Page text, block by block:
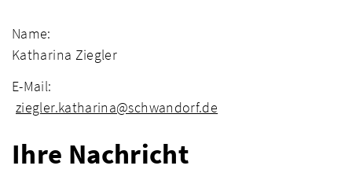
Name:
Katharina Ziegler
E-Mail:
ziegler.katharina@schwandorf.de
Ihre Nachricht